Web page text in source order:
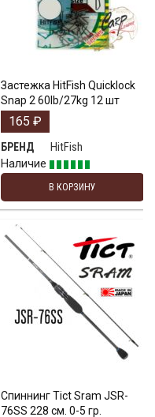
Застежка HitFish Quicklock
Snap 2 60lb/27kg 12 шт
165 ₽
БРЕНД
HitFish
Наличие
В КОРЗИНУ
Спиннинг Tict Sram JSR-
76SS 228 см. 0-5 гр.